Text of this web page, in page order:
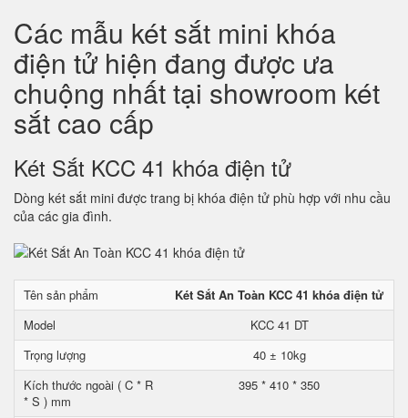
Các mẫu két sắt mini khóa
điện tử hiện đang được ưa
chuộng nhất tại showroom két
sắt cao cấp
Két Sắt KCC 41 khóa điện tử
Dòng két sắt mini được trang bị khóa điện tử phù hợp với nhu cầu
của các gia đình.
Tên sản phẩm
Két Sắt An Toàn KCC 41 khóa điện tử
Model
KCC 41 DT
Trọng lượng
40 ± 10kg
Kích thước ngoài ( C * R
* S ) mm
395 * 410 * 350